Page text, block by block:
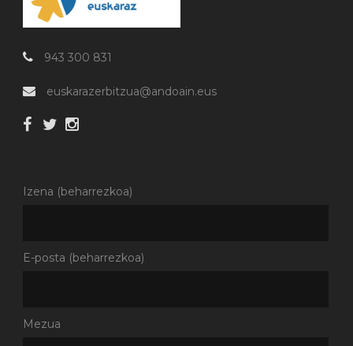
943 300 831
euskarazerbitzua@andoain.eus
Izena (beharrezkoa)
E-posta (beharrezkoa)
Mezua